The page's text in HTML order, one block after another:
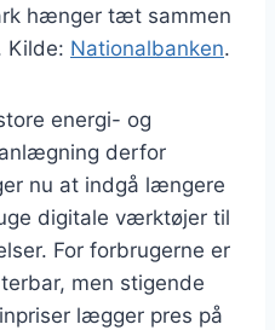
hænger tæt sammen
Kilde: Nationalbanken.
energi- og
derfor
nu at indgå længere
digitale værktøjer til
For forbrugerne er
men stigende
lægger pres på